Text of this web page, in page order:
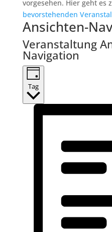
vorgesehen. Hier geht es
bevorstehenden
Ansichten-
Veranstaltung
Navigation
Tag